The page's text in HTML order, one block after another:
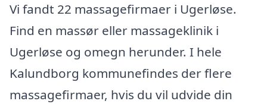
Vi fandt 22 massagefirmaer i Ugerløse.
Find en massør eller massageklinik i
Ugerløse og omegn herunder. I hele
Kalundborg kommunefindes der flere
massagefirmaer, hvis du vil udvide din